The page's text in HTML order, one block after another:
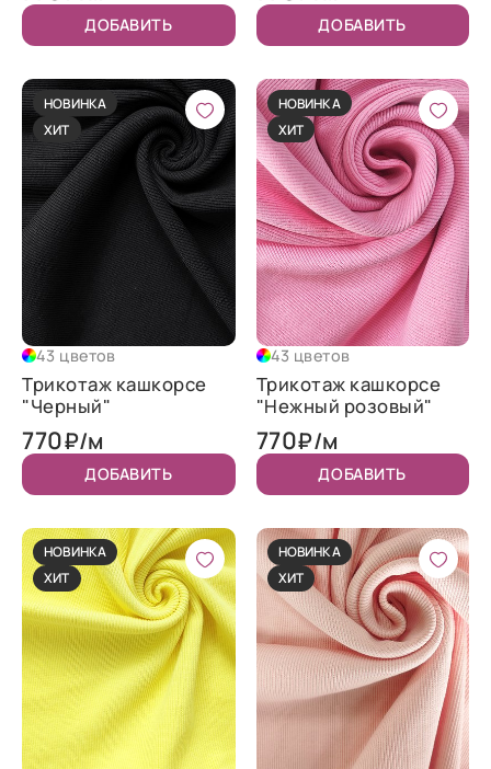
ДОБАВИТЬ ДОБАВИТЬ
НОВИНКА
ХИТ
43 цветов
Трикотаж кашкорсе
"Черный"
770₽/м
ДОБАВИТЬ
НОВИНКА
ХИТ
43 цветов
Трикотаж кашкорсе
"Нежный розовый"
770₽/м
ДОБАВИТЬ
НОВИНКА
ХИТ
НОВИНКА
ХИТ